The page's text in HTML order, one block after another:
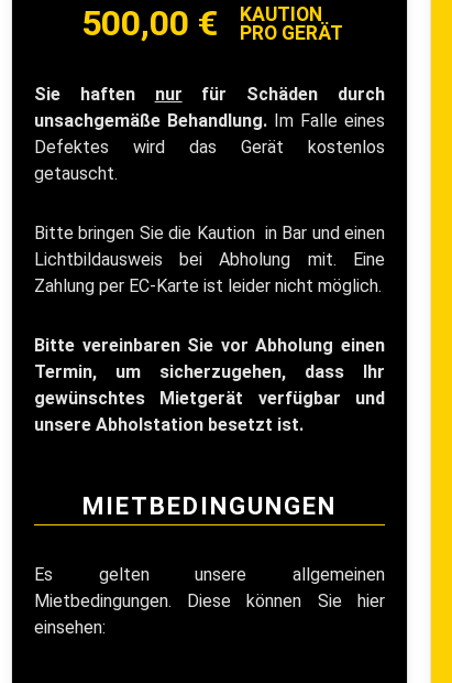
500,00 €
KAUTION
PRO GERÄT
Sie haften nur für Schäden durch
unsachgemäße Behandlung. Im Falle eines
Defektes wird das Gerät kostenlos
getauscht.
Bitte bringen Sie die Kaution in Bar und einen
Lichtbildausweis bei Abholung mit. Eine
Zahlung per EC-Karte ist leider nicht möglich.
Bitte vereinbaren Sie vor Abholung einen
Termin, um sicherzugehen, dass Ihr
gewünschtes Mietgerät verfügbar und
unsere Abholstation besetzt ist.
MIETBEDINGUNGEN
Es gelten unsere allgemeinen
Mietbedingungen. Diese können Sie hier
einsehen: